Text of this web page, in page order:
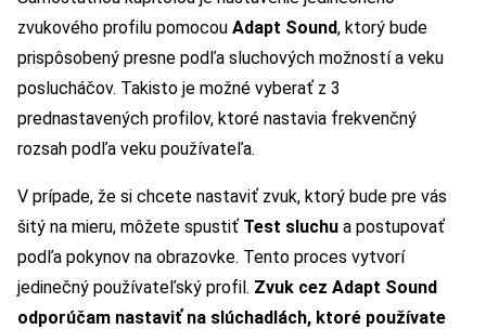
zvukového profilu pomocou Adapt Sound, ktorý bude
prispôsobený presne podľa sluchových možností a veku
poslucháčov. Takisto je možné vyberať z 3
prednastavených profilov, ktoré nastavia frekvenčný
rozsah podľa veku používateľa.
V prípade, že si chcete nastaviť zvuk, ktorý bude pre vás
šitý na mieru, môžete spustiť Test sluchu a postupovať
podľa pokynov na obrazovke. Tento proces vytvorí
jedinečný používateľský profil. Zvuk cez Adapt Sound
odporúčam nastaviť na slúchadlách, ktoré používate